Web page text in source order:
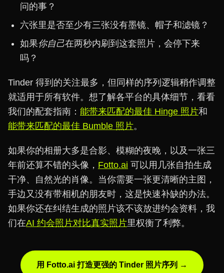
问的事？
六张里是否至少有三张没有墨镜、帽子和滤镜？
如果你自己在两秒内刷到这套照片，会停下来
吗？
Tinder 得到的关注最多，但同样的序列逻辑稍作调整
就适用于所有软件。想了解各平台的具体细节，看看
我们的配套指南： 能带来匹配的最佳 Hinge 照片和
能带来匹配的最佳 Bumble 照片。
如果你的相册大多是合影、模糊的夜晚，以及一张三
年前还算不错的头像， Fotto.ai 可以用几张自拍生成
干净、自然光的肖像。当你需要一张更清晰的主图，
手边又没有带相机的朋友时，这是快速补缺的办法。
如果你还在纠结生成的照片该不该放进约会资料，我
们在AI 约会照片对比真实照片里权衡了利弊。
用 Fotto.ai 打造更强的 Tinder 照片序列 →